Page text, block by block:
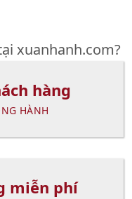
xuanhanh.com?
hàng
HÀNH
miễn phí